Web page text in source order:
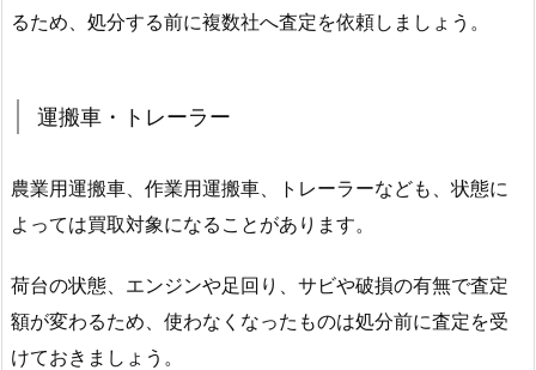
るため、処分する前に複数社へ査定を依頼しましょう。
運搬車・トレーラー
農業用運搬車、作業用運搬車、トレーラーなども、状態に
よっては買取対象になることがあります。
荷台の状態、エンジンや足回り、サビや破損の有無で査定
額が変わるため、使わなくなったものは処分前に査定を受
けておきましょう。